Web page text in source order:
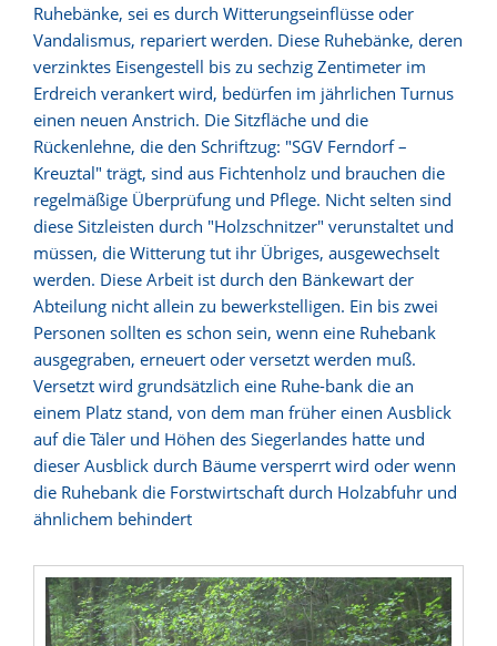
Ruhebänke, sei es durch Witterungseinflüsse oder
Vandalismus, repariert werden. Diese Ruhebänke, deren
verzinktes Eisengestell bis zu sechzig Zentimeter im
Erdreich verankert wird, bedürfen im jährlichen Turnus
einen neuen Anstrich. Die Sitzfläche und die
Rückenlehne, die den Schriftzug: "SGV Ferndorf –
Kreuztal" trägt, sind aus Fichtenholz und brauchen die
regelmäßige Überprüfung und Pflege. Nicht selten sind
diese Sitzleisten durch "Holzschnitzer" verunstaltet und
müssen, die Witterung tut ihr Übriges, ausgewechselt
werden. Diese Arbeit ist durch den Bänkewart der
Abteilung nicht allein zu bewerkstelligen. Ein bis zwei
Personen sollten es schon sein, wenn eine Ruhebank
ausgegraben, erneuert oder versetzt werden muß.
Versetzt wird grundsätzlich eine Ruhe-bank die an
einem Platz stand, von dem man früher einen Ausblick
auf die Täler und Höhen des Siegerlandes hatte und
dieser Ausblick durch Bäume versperrt wird oder wenn
die Ruhebank die Forstwirtschaft durch Holzabfuhr und
ähnlichem behindert